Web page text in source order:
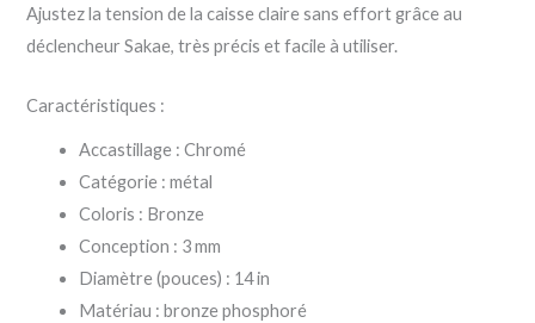
Ajustez la tension de la caisse claire sans effort grâce au
déclencheur Sakae, très précis et facile à utiliser.
Caractéristiques :
Accastillage : Chromé
Catégorie : métal
Coloris : Bronze
Conception : 3 mm
Diamètre (pouces) : 14 in
Matériau : bronze phosphoré